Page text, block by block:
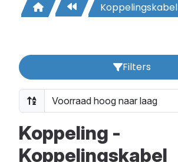
Koppelingskabel
Filters
Koppeling -
Koppelingskabel